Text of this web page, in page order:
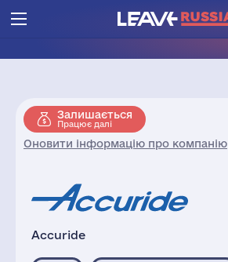
Залишається
Працює далі
Оновити інформацію про компанію
Accuride